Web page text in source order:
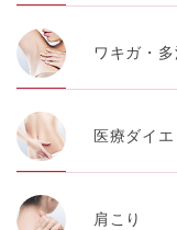
ワキガ・多
医療ダイエ
肩こり